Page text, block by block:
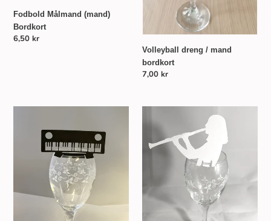
Fodbold Målmand (mand)
Bordkort
Normalpris
6,50 kr
Volleyball dreng / mand
bordkort
Normalpris
7,00 kr
med
klarinet
bordkort